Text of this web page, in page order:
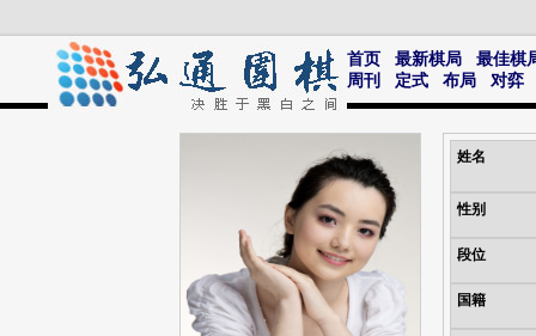
首页 最新棋局
最佳棋
周刊
定式 布局 对弈
姓名
性别
段位
国籍